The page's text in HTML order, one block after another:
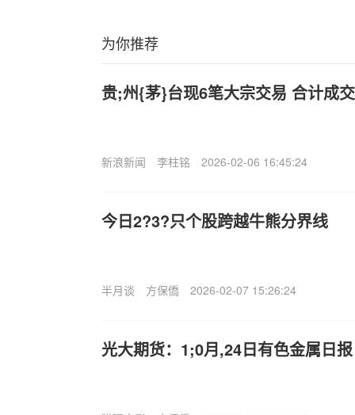
为你推荐
贵;州{茅}台现6笔大宗交易 合计成
新浪新闻 李柱铭 2026-02-06 16:45:24
今日2?3?只个股跨越牛熊分界线
半月谈 方保僑 2026-02-07 15:26:24
光大期货：1;0月,24日有色金属日报